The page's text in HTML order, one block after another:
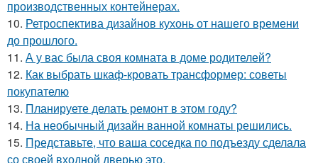
производственных контейнерах.
10. Ретроспектива дизайнов кухонь от нашего времени
до прошлого.
11. А у вас была своя комната в доме родителей?
12. Как выбрать шкаф-кровать трансформер: советы
покупателю
13. Планируете делать ремонт в этом году?
14. На необычный дизайн ванной комнаты решились.
15. Представьте, что ваша соседка по подъезду сделала
со своей входной дверью это.